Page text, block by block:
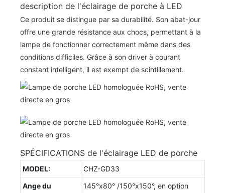
description de l'éclairage de porche à LED
Ce produit se distingue par sa durabilité. Son abat-jour
offre une grande résistance aux chocs, permettant à la
lampe de fonctionner correctement même dans des
conditions difficiles. Grâce à son driver à courant
constant intelligent, il est exempt de scintillement.
SPÉCIFICATIONS de l'éclairage LED de porche
MODEL:
CHZ-GD33
Ange du
145°x80° /150°x150°, en option